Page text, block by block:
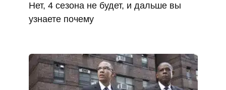
Нет, 4 сезона не будет, и дальше вы
узнаете почему